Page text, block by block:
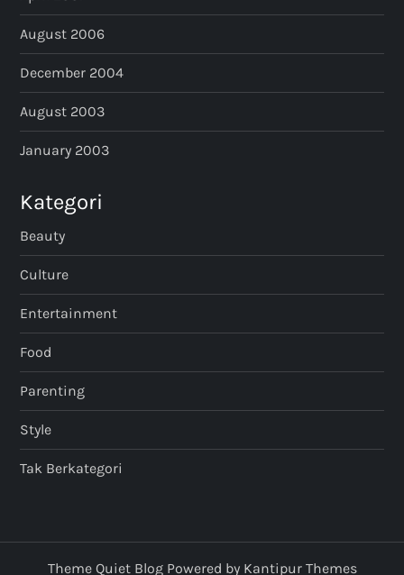
August 2006
December 2004
August 2003
January 2003
Kategori
Beauty
Culture
Entertainment
Food
Parenting
Style
Tak Berkategori
Theme Quiet Blog Powered by Kantipur Themes